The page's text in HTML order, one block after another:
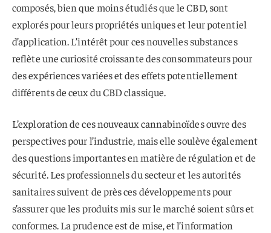
composés, bien que moins étudiés que le CBD, sont
explorés pour leurs propriétés uniques et leur potentiel
d’application. L’intérêt pour ces nouvelles substances
reflète une curiosité croissante des consommateurs pour
des expériences variées et des effets potentiellement
différents de ceux du CBD classique.
L’exploration de ces nouveaux cannabinoïdes ouvre des
perspectives pour l’industrie, mais elle soulève également
des questions importantes en matière de régulation et de
sécurité. Les professionnels du secteur et les autorités
sanitaires suivent de près ces développements pour
s’assurer que les produits mis sur le marché soient sûrs et
conformes. La prudence est de mise, et l’information